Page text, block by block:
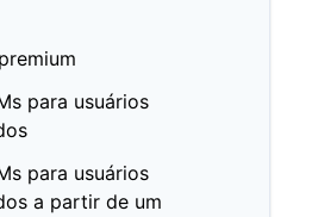
para usuários
para usuários
a partir de um